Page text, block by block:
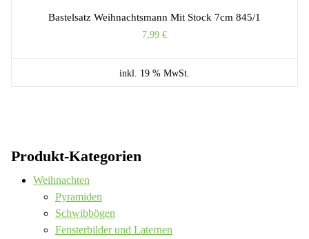
Bastelsatz Weihnachtsmann Mit Stock 7cm 845/1
7,99 €
inkl. 19 % MwSt.
Produkt-Kategorien
Weihnachten
Pyramiden
Schwibbögen
Fensterbilder und Laternen